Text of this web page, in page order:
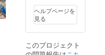
してお
す。
してお
す。
り長く
続けた
いと考
えてお
が、現
考欄に
掲載予
定のお
名前を
くださ
データ
のご提
出方法
につき
は、プ
のつな
がりを
感じて
幸いで
ヘルプページを
見る
このプロジェクト